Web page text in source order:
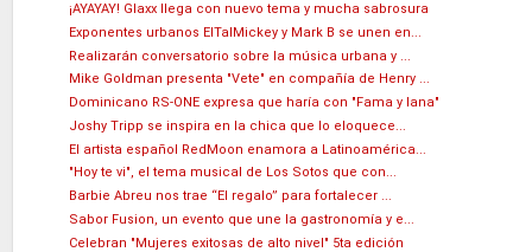
¡AYAYAY! Glaxx llega con nuevo tema y mucha sabrosura
Exponentes urbanos ElTalMickey y Mark B se unen en...
Realizarán conversatorio sobre la música urbana y ...
Mike Goldman presenta "Vete" en compañía de Henry ...
Dominicano RS-ONE expresa que haría con "Fama y lana"
Joshy Tripp se inspira en la chica que lo eloquece...
El artista español RedMoon enamora a Latinoamérica...
"Hoy te vi", el tema musical de Los Sotos que con...
Barbie Abreu nos trae “El regalo” para fortalecer ...
Sabor Fusion, un evento que une la gastronomía y e...
Celebran "Mujeres exitosas de alto nivel" 5ta edición